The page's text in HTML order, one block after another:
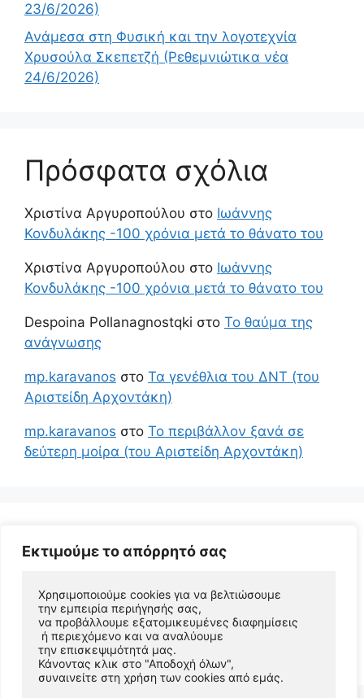
Εκτιμούμε το απόρρητό σας
Χρησιμοποιούμε cookies για να βελτιώσουμε
την εμπειρία περιήγησής σας,
να προβάλλουμε εξατομικευμένες διαφημίσεις
ή περιεχόμενο και να αναλύουμε
την επισκεψιμότητά μας.
Κάνοντας κλικ στο "Αποδοχή όλων",
συναινείτε στη χρήση των cookies από εμάς.
23/6/2026)
Ανάμεσα στη Φυσική και την λογοτεχνία
Χρυσούλα Σκεπετζή (Ρεθεμνιώτικα νέα
24/6/2026)
Πρόσφατα σχόλια
Χριστίνα Αργυροπούλου στο Ιωάννης
Κονδυλάκης -100 χρόνια μετά το θάνατο του
Χριστίνα Αργυροπούλου στο Ιωάννης
Κονδυλάκης -100 χρόνια μετά το θάνατο του
Despoina Pollanagnostqki στο Το θαύμα της
ανάγνωσης
mp.karavanos στο Τα γενέθλια του ΔΝΤ (του
Αριστείδη Αρχοντάκη)
mp.karavanos στο Το περιβάλλον ξανά σε
δεύτερη μοίρα (του Αριστείδη Αρχοντάκη)
© 2026 Αριστείδης Αρχοντάκης Φυσικός Συγγραφέας
• Φτιαγμένο μεGeneratePress